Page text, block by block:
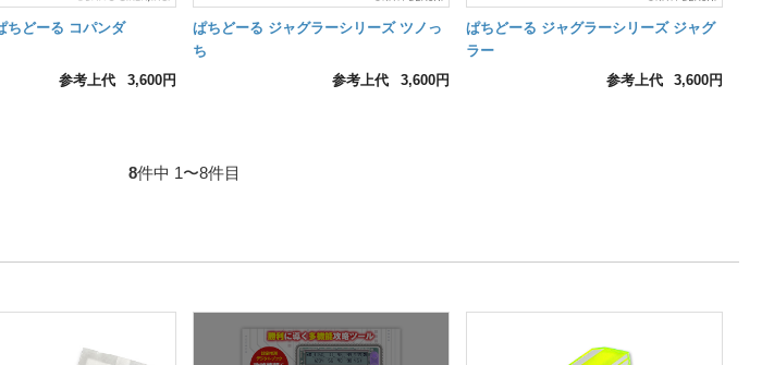
ちどーる コパンダ
参考上代 3,600円
ぱちどーる ジャグラーシリーズ ツノっ
ち
参考上代
3,600円
ぱちどーる ジャグラーシリーズ ジャグ
ラー
参考上代
3,600円
8件中 1〜8件目